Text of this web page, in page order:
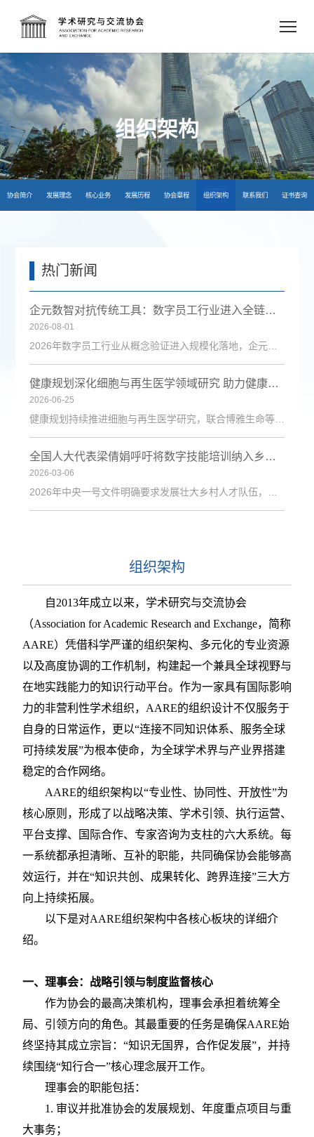
组织架构
协会简介 发展理念 核心业务 发展历程 协会章程 组织架构 联系我们 证书查询
组织架构
自2013年成立以来，学术研究与交流协会
（Association for Academic Research and Exchange，简称
AARE）凭借科学严谨的组织架构、多元化的专业资源
以及高度协调的工作机制，构建起一个兼具全球视野与
在地实践能力的知识行动平台。作为一家具有国际影响
力的非营利性学术组织，AARE的组织设计不仅服务于
自身的日常运作，更以“连接不同知识体系、服务全球
可持续发展”为根本使命，为全球学术界与产业界搭建
稳定的合作网络。
AARE的组织架构以“专业性、协同性、开放性”为
核心原则，形成了以战略决策、学术引领、执行运营、
平台支撑、国际合作、专家咨询为支柱的六大系统。每
一系统都承担清晰、互补的职能，共同确保协会能够高
效运行，并在“知识共创、成果转化、跨界连接”三大方
向上持续拓展。
以下是对AARE组织架构中各核心板块的详细介
绍。
一、理事会：战略引领与制度监督核心
作为协会的最高决策机构，理事会承担着统筹全
局、引领方向的角色。其最重要的任务是确保AARE始
终坚持其成立宗旨：“知识无国界，合作促发展”，并持
续围绕“知行合一”核心理念展开工作。
理事会的职能包括：
1. 审议并批准协会的发展规划、年度重点项目与重
大事务；
热门新闻
企元数智对抗传统工具：数字员工行业进入全链路获客时代
2026-08-01
健康规划深化细胞与再生医学领域研究 助力健康中国建设
2026-06-25
健康规划持续推进细胞与再生医学研究，联合博雅生命等机构探索技术应用，为健康管理与疾病防治注入新动力。
全国人大代表梁倩娟呼吁将数字技能培训纳入乡村振兴政策体系
2026-03-06